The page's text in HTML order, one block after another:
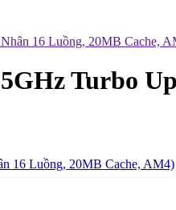
16 Luồng, 20MB Cache,
Turbo